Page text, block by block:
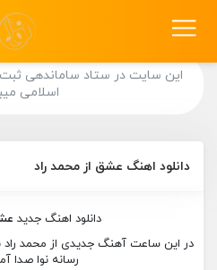
این سایت در ستاد ساماندهی
اسلامی
دانلود اهنگ عشق از محمد راد
دانلود اهنگ جدید
در این ساعت آهنگ جدیدی از محمد راد
رسانه نوا صدا